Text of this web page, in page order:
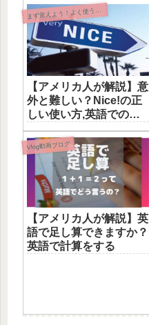
ま ず覚えよう！よく使う英語表現
【アメリカ人が解説】意
外と難しい？Nice!の正
しい使い方,英語での褒
め方について
Vlog動画ブログ
【アメリカ人が解説】英
語で足し算できますか？
英語で計算をする